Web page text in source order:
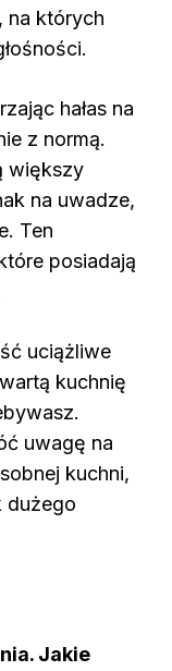
na których
hałas na
z normą.
większy
na uwadze,
Ten
posiadają
uciążliwe
kuchnię
uwagę na
kuchni,
dużego
Jakie